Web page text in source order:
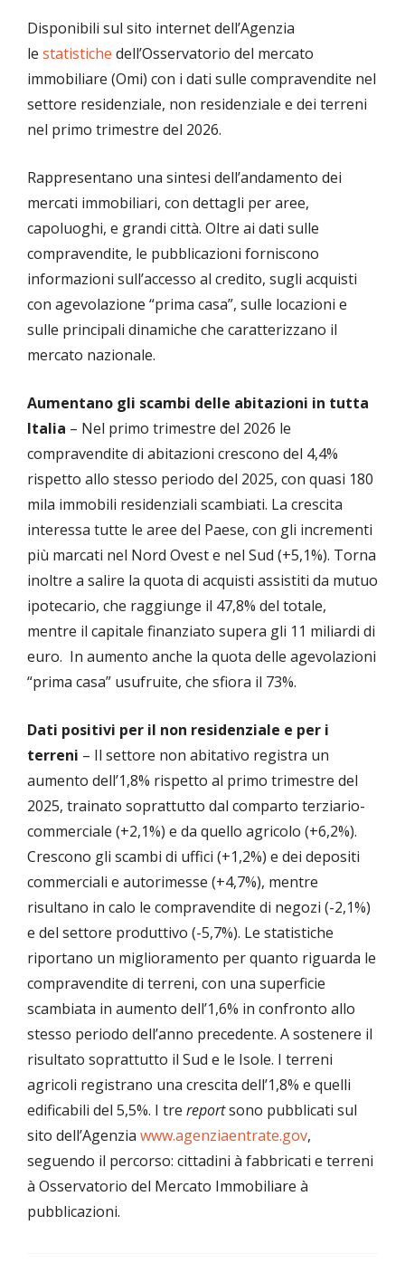
Disponibili sul sito internet dell’Agenzia
le statistiche dell’Osservatorio del mercato
immobiliare (Omi) con i dati sulle compravendite nel
settore residenziale, non residenziale e dei terreni
nel primo trimestre del 2026.
Rappresentano una sintesi dell’andamento dei
mercati immobiliari, con dettagli per aree,
capoluoghi, e grandi città. Oltre ai dati sulle
compravendite, le pubblicazioni forniscono
informazioni sull’accesso al credito, sugli acquisti
con agevolazione “prima casa”, sulle locazioni e
sulle principali dinamiche che caratterizzano il
mercato nazionale.
Aumentano gli scambi delle abitazioni in tutta
Italia – Nel primo trimestre del 2026 le
compravendite di abitazioni crescono del 4,4%
rispetto allo stesso periodo del 2025, con quasi 180
mila immobili residenziali scambiati. La crescita
interessa tutte le aree del Paese, con gli incrementi
più marcati nel Nord Ovest e nel Sud (+5,1%). Torna
inoltre a salire la quota di acquisti assistiti da mutuo
ipotecario, che raggiunge il 47,8% del totale,
mentre il capitale finanziato supera gli 11 miliardi di
euro. In aumento anche la quota delle agevolazioni
“prima casa” usufruite, che sfiora il 73%.
Dati positivi per il non residenziale e per i
terreni – Il settore non abitativo registra un
aumento dell’1,8% rispetto al primo trimestre del
2025, trainato soprattutto dal comparto terziario-
commerciale (+2,1%) e da quello agricolo (+6,2%).
Crescono gli scambi di uffici (+1,2%) e dei depositi
commerciali e autorimesse (+4,7%), mentre
risultano in calo le compravendite di negozi (-2,1%)
e del settore produttivo (-5,7%). Le statistiche
riportano un miglioramento per quanto riguarda le
compravendite di terreni, con una superficie
scambiata in aumento dell’1,6% in confronto allo
stesso periodo dell’anno precedente. A sostenere il
risultato soprattutto il Sud e le Isole. I terreni
agricoli registrano una crescita dell’1,8% e quelli
edificabili del 5,5%. I tre reportsono pubblicati sul
sito dell’Agenzia www.agenziaentrate.gov,
seguendo il percorso: cittadini à fabbricati e terreni
à Osservatorio del Mercato Immobiliare à
pubblicazioni.